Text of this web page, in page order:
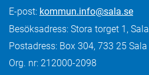
E-post: kommun.info@sala.se
Besöksadress: Stora torget 1, Sala
Postadress: Box 304, 733 25 Sala
Org. nr: 212000-2098